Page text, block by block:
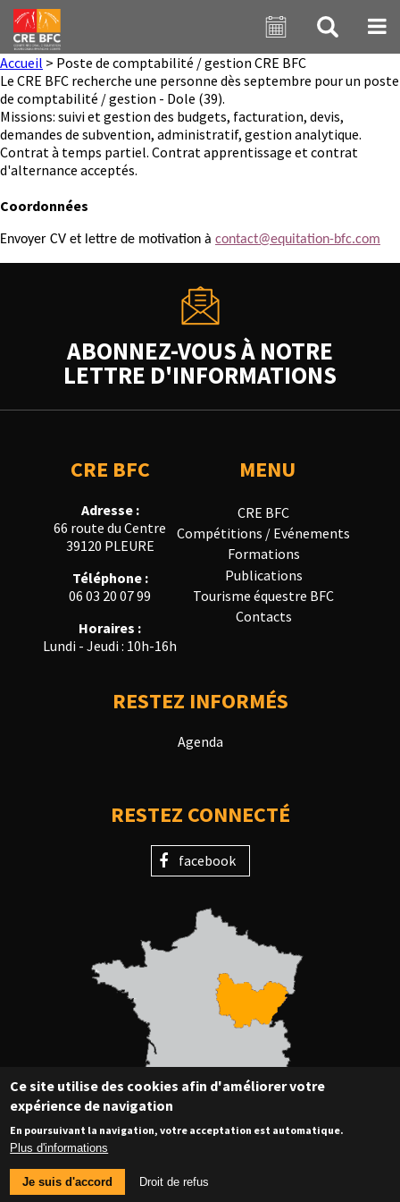
Aller au contenu principal
Accueil > Poste de comptabilité / gestion CRE BFC
Le CRE BFC recherche une personne dès septembre pour un poste
de comptabilité / gestion - Dole (39).
Missions: suivi et gestion des budgets, facturation, devis,
demandes de subvention, administratif, gestion analytique.
Contrat à temps partiel. Contrat apprentissage et contrat
d'alternance acceptés.
Coordonnées
Envoyer CV et lettre de motivation à contact@equitation-bfc.com
ABONNEZ-VOUS À NOTRE
LETTRE D'INFORMATIONS
CRE BFC
Adresse :
66 route du Centre
39120 PLEURE
Téléphone :
06 03 20 07 99
Horaires :
Lundi - Jeudi : 10h-16h
MENU
CRE BFC
Compétitions / Evénements
Formations
Publications
Tourisme équestre BFC
Contacts
RESTEZ INFORMÉS
Agenda
RESTEZ CONNECTÉ
facebook
MENTIONS LÉGALES
Ce site utilise des cookies afin d'améliorer votre
expérience de navigation
En poursuivant la navigation, votre acceptation est automatique.
Plus d'informations
Je suis d'accord Droit de refus